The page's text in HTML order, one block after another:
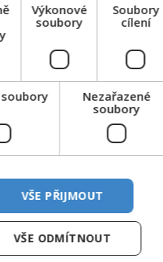
blíží další doba ledová:
Výkonové
soubory
Soubory
cílení
Nezařazené
soubory
VŠE PŘIJMOUT
VŠE ODMÍTNOUT